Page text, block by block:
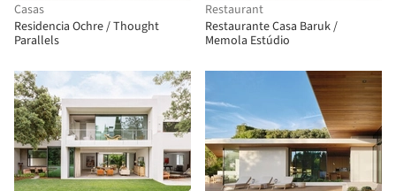
Casas
Residencia Ochre / Thought
Parallels
Restaurant
Restaurante Casa Baruk /
Memola Estúdio